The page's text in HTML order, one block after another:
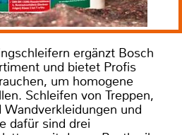
ergänzt Bosch
und bietet Profis
um homogene
Schleifen von Treppen,
Wandverkleidungen und
dafür sind drei